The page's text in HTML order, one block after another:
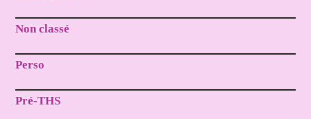
Non classé
Perso
Pré-THS